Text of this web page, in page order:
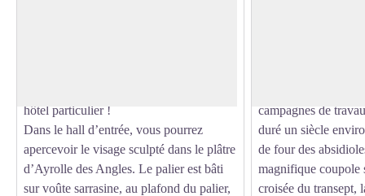
hôtel particulier !
Dans le hall d’entrée, vous pourrez
apercevoir le visage sculpté dans le plâtre
d’Ayrolle des Angles. Le palier est bâti
sur voûte sarrasine, au plafond du palier,
campagnes de
duré un siècle
de four des
magnifique coupole
croisée du transept,